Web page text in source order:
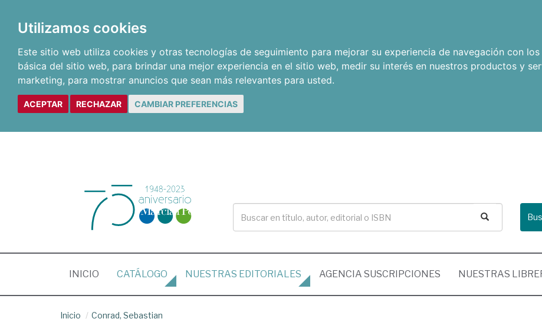
Utilizamos cookies
Este sitio web utiliza cookies y otras tecnologías de seguimiento para mejorar su experiencia de navegación con los
básica del sitio web, para brindar una mejor experiencia en el sitio web, medir su interés en nuestros productos y
marketing, para mostrar anuncios que sean más relevantes para usted.
ACEPTAR RECHAZAR CAMBIAR PREFERENCIAS
INICIO (CURRENT)
CATÁLOGO NUESTRAS EDITORIALES AGENCIA SUSCRIPCIONES NUESTRAS
Inicio Conrad, Sebastian